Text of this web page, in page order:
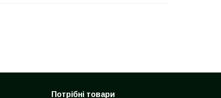
Потрібні товари